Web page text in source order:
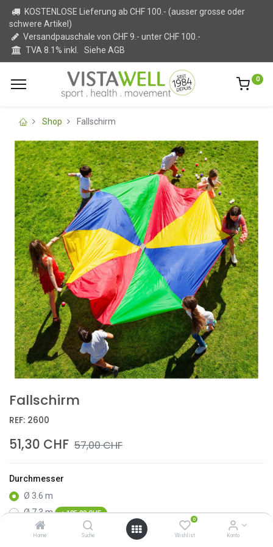
Home Suche
0
Wishlist Konto
KOSTENLOSE Lieferung ab CHF 100.- (ausser grosse oder
schwere Artikel)
Versandpauschale von CHF 9.- unter CHF 100.-
TVA 8.1% inkl. Siehe AGB
0
Shop Fallschirm
Fallschirm
REF: 2600
51,30 CHF 57,00CHF
Durchmesser
Ø 3.6 m
Ø 7.3 m
+105,00CHF
Ø 6 m CHF